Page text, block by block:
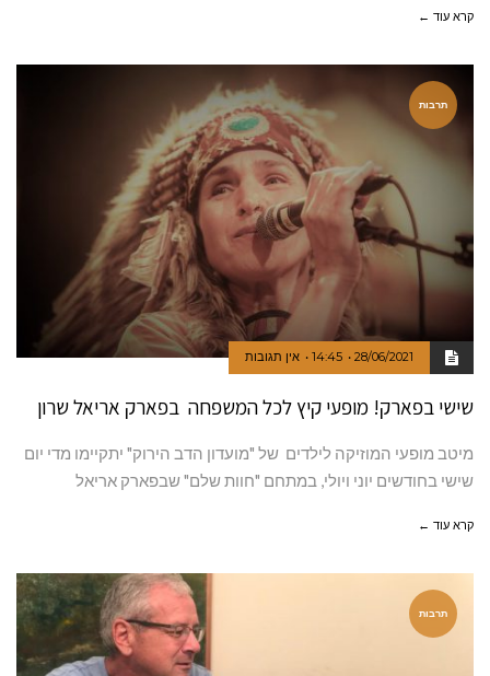
קרא עוד ←
תרבות
28/06/2021
14:45 אין תגובות
שישי בפארק! מופעי קיץ לכל המשפחה בפארק אריאל שרון
מיטב מופעי המוזיקה לילדים של "מועדון הדב הירוק" יתקיימו מדי יום
שישי בחודשים יוני ויולי, במתחם "חוות שלם" שבפארק אריאל
קרא עוד ←
תרבות